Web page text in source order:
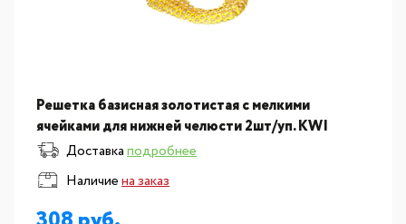
Решетка базисная золотистая с мелкими
ячейками для нижней челюсти 2шт/уп. KWI
(Тайвань) ST420Н/2
Доставкаподробнее
Наличиена заказ